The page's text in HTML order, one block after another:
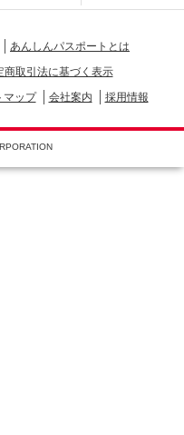
あんしんパスポートとは
商取引法に基づく表示
マップ 会社案内 採用情報